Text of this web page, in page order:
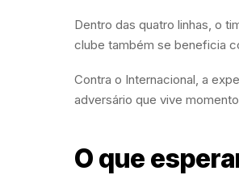
Dentro das quatro linhas, o
clube também se beneficia
Contra o Internacional, a
adversário que vive
O que